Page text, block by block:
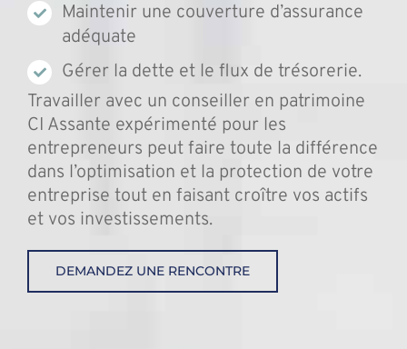
Maintenir une couverture d’assurance
adéquate
Gérer la dette et le flux de trésorerie.
Travailler avec un conseiller en patrimoine
CI Assante expérimenté pour les
entrepreneurs peut faire toute la différence
dans l’optimisation et la protection de votre
entreprise tout en faisant croître vos actifs
et vos investissements.
DEMANDEZ UNE RENCONTRE